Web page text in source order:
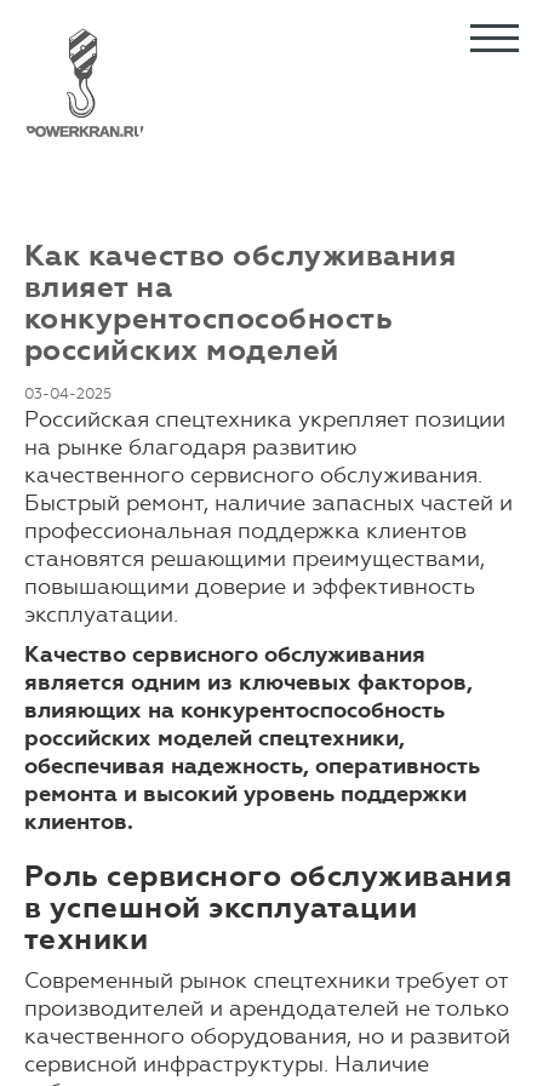
Как качество обслуживания
влияет на
конкурентоспособность
российских моделей
03-04-2025
Российская спецтехника укрепляет позиции
на рынке благодаря развитию
качественного сервисного обслуживания.
Быстрый ремонт, наличие запасных частей и
профессиональная поддержка клиентов
становятся решающими преимуществами,
повышающими доверие и эффективность
эксплуатации.
Качество сервисного обслуживания
является одним из ключевых факторов,
влияющих на конкурентоспособность
российских моделей спецтехники,
обеспечивая надежность, оперативность
ремонта и высокий уровень поддержки
клиентов.
Роль сервисного обслуживания
в успешной эксплуатации
техники
Современный рынок спецтехники требует от
производителей и арендодателей не только
качественного оборудования, но и развитой
сервисной инфраструктуры. Наличие